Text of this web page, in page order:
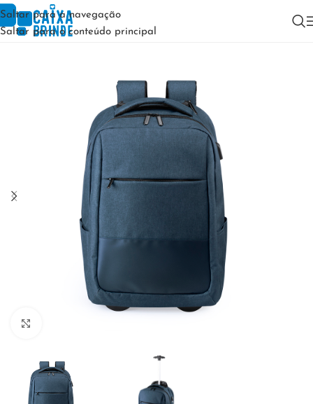
Saltar para a navegação
Saltar para o conteúdo principal